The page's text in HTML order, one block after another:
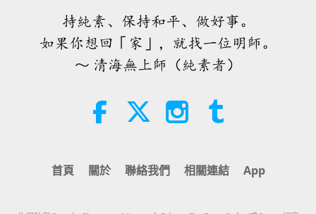
32:52
焦點新聞 2026-08-04 322
19:31
者）著作選文（二集之二）
星蘋果樹的傳說（二集之二）
持純素、保持和平、做好事。
如果你想回「家」，就找一位明師。
～ 清海無上師（純素者）
首頁 關於 聯絡我們 相關連結 App